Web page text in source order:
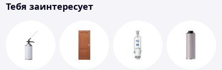
Тебя заинтересует